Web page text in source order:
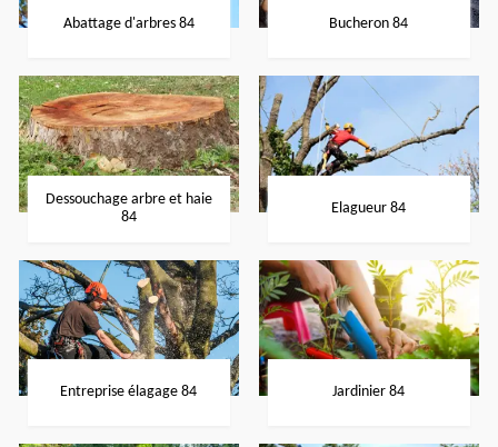
Abattage d'arbres 84 Bucheron 84
Dessouchage arbre et haie
84
Elagueur 84
Entreprise élagage 84 Jardinier 84